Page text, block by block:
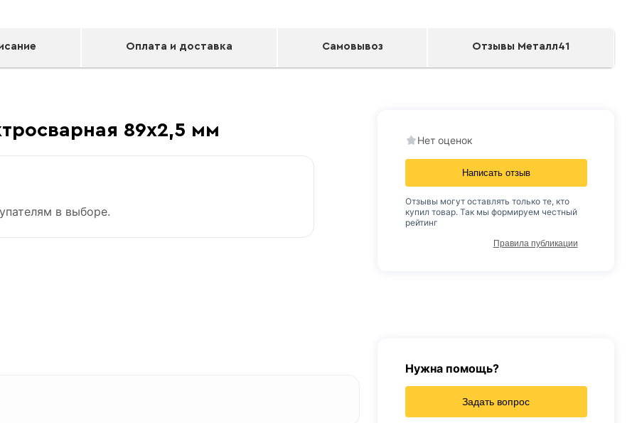
Оплата и доставка Самовывоз Отзывы Металл41
Труба
89х2,5 мм
в выборе.
Нет оценок
Написать отзыв
Отзывы могут оставлять только те, кто
купил товар. Так мы формируем честный
рейтинг
Правила публикации
Нужна помощь?
Задать вопрос